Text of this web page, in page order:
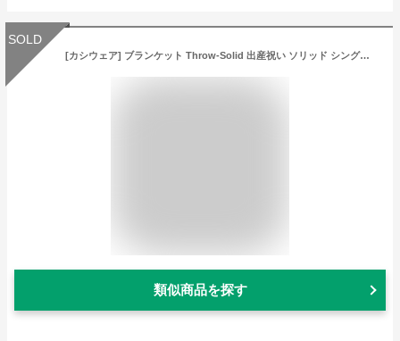
SOLD
[カシウェア] ブランケット Throw-Solid 出産祝い ソリッド シングル ギフト ベビー Navy [並行輸入品]
類似商品を探す